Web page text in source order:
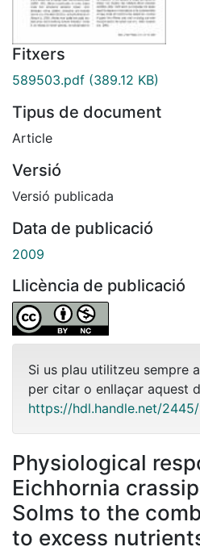
Fitxers
589503.pdf (389.12 KB)
Tipus de document
Article
Versió
Versió publicada
Data de publicació
2009
Llicència de publicació
Si us plau utilitzeu sempre
per citar o enllaçar aquest
https://hdl.handle.net/
Physiological
Eichhornia
Solms to the
to excess